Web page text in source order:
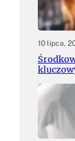
10 lipca,